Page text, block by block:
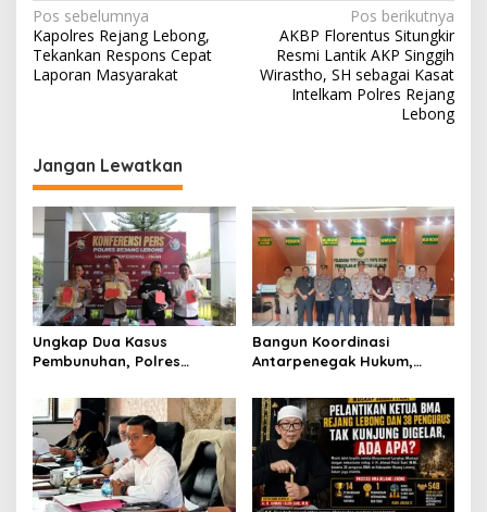
Navigasi
pos
Pos sebelumnya
Kapolres Rejang Lebong,
Tekankan Respons Cepat
Laporan Masyarakat
Pos berikutnya
AKBP Florentus Situngkir
Resmi Lantik AKP Singgih
Wirastho, SH sebagai Kasat
Intelkam Polres Rejang
Lebong
Jangan Lewatkan
Ungkap Dua Kasus
Pembunuhan, Polres
Kronologi dan Motif Para
Tersangka
Bangun Koordinasi
Antarpenegak Hukum,
Silaturahmi ke PN Curup